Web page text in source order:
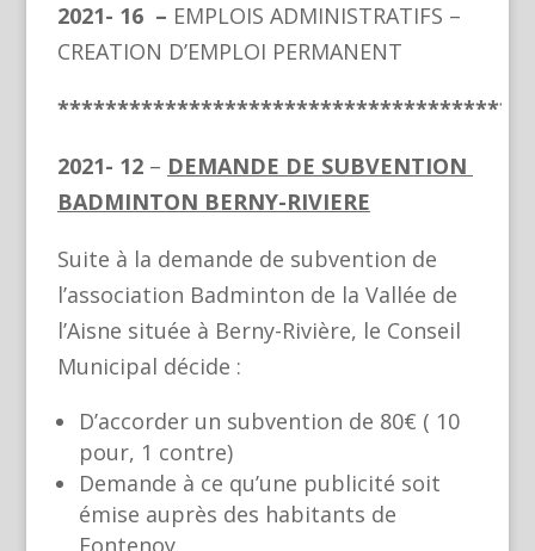
2021- 16 – EMPLOIS ADMINISTRATIFS –
CREATION D’EMPLOI PERMANENT
2021- 12– DEMANDE DE SUBVENTION
BADMINTON BERNY-RIVIERE
Suite à la demande de subvention de
l’association Badminton de la Vallée de
l’Aisne située à Berny-Rivière, le Conseil
Municipal décide :
D’accorder un subvention de 80€ ( 10
pour, 1 contre)
Demande à ce qu’une publicité soit
émise auprès des habitants de
Fontenoy